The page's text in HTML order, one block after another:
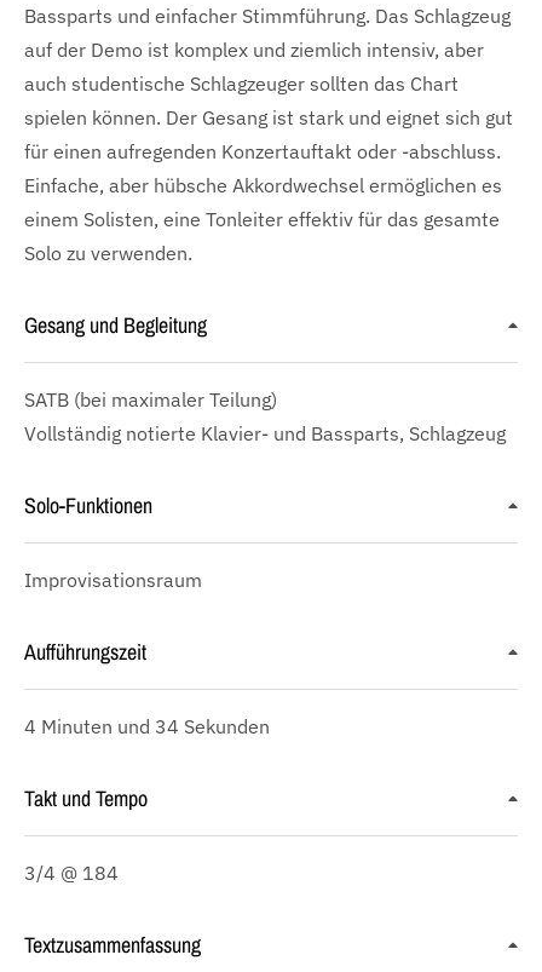
Bassparts und einfacher Stimmführung. Das Schlagzeug
auf der Demo ist komplex und ziemlich intensiv, aber
auch studentische Schlagzeuger sollten das Chart
spielen können. Der Gesang ist stark und eignet sich gut
für einen aufregenden Konzertauftakt oder -abschluss.
Einfache, aber hübsche Akkordwechsel ermöglichen es
einem Solisten, eine Tonleiter effektiv für das gesamte
Solo zu verwenden.
Gesang und Begleitung
SATB (bei maximaler Teilung)
Vollständig notierte Klavier- und Bassparts, Schlagzeug
Solo-Funktionen
Improvisationsraum
Aufführungszeit
4 Minuten und 34 Sekunden
Takt und Tempo
3/4 @ 184
Textzusammenfassung